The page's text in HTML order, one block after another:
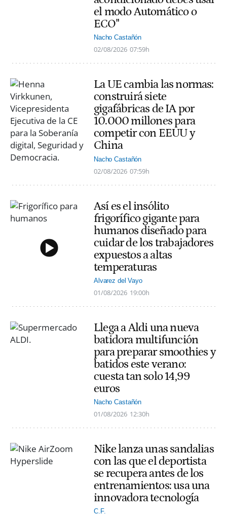
el modo Automático o
ECO"
Nacho Castañón
02/08/2026 07:59h
La UE cambia las normas:
construirá siete
gigafábricas de IA por
10.000 millones para
competir con EEUU y
China
Nacho Castañón
02/08/2026 07:59h
Así es el insólito
frigorífico gigante para
humanos diseñado para
cuidar de los trabajadores
expuestos a altas
temperaturas
Alvarez del Vayo
01/08/2026 19:00h
Llega a Aldi una nueva
batidora multifunción
para preparar smoothies y
batidos este verano:
cuesta tan solo 14,99
euros
Nacho Castañón
01/08/2026 12:30h
Nike lanza unas sandalias
con las que el deportista
se recupera antes de los
entrenamientos: usa una
innovadora tecnología
C.F.